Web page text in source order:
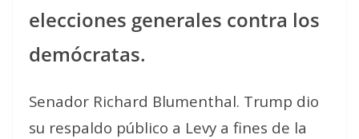
elecciones generales contra los
demócratas.
Senador Richard Blumenthal. Trump dio
su respaldo público a Levy a fines de la